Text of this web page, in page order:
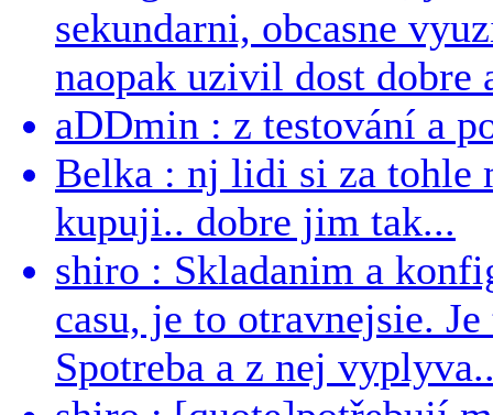
sekundarni, obcasne
naopak uzivil dost dobre
aDDmin : z testování a
Belka : nj lidi si za tohle
kupuji.. dobre jim tak...
shiro : Skladanim a
casu, je to otravnejsie.
Spotreba a z nej